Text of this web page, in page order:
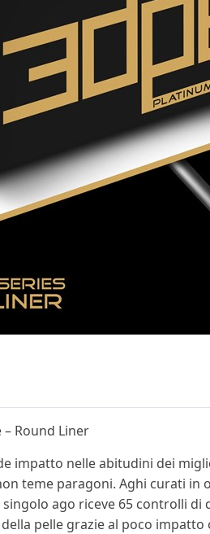
Round Liner
impatto nelle abitudini dei
teme paragoni. Aghi curati
ago riceve 65 controlli
pelle grazie al poco